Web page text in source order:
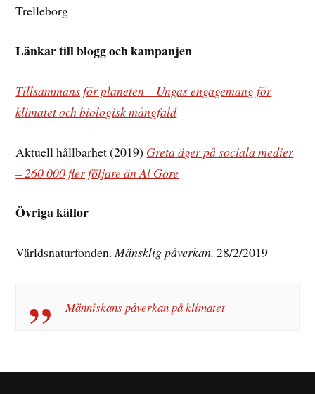
Trelleborg
Länkar till blogg och kampanjen
Tillsammans för planeten – Ungas engagemang för
klimatet och biologisk mångfald
Aktuell hållbarhet (2019) Greta äger på sociala medier
– 260 000 fler följare än Al Gore
Övriga källor
Världsnaturfonden.Mänsklig påverkan. 28/2/2019
Människans påverkan på klimatet